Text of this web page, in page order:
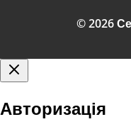
© 2026
Авторизація